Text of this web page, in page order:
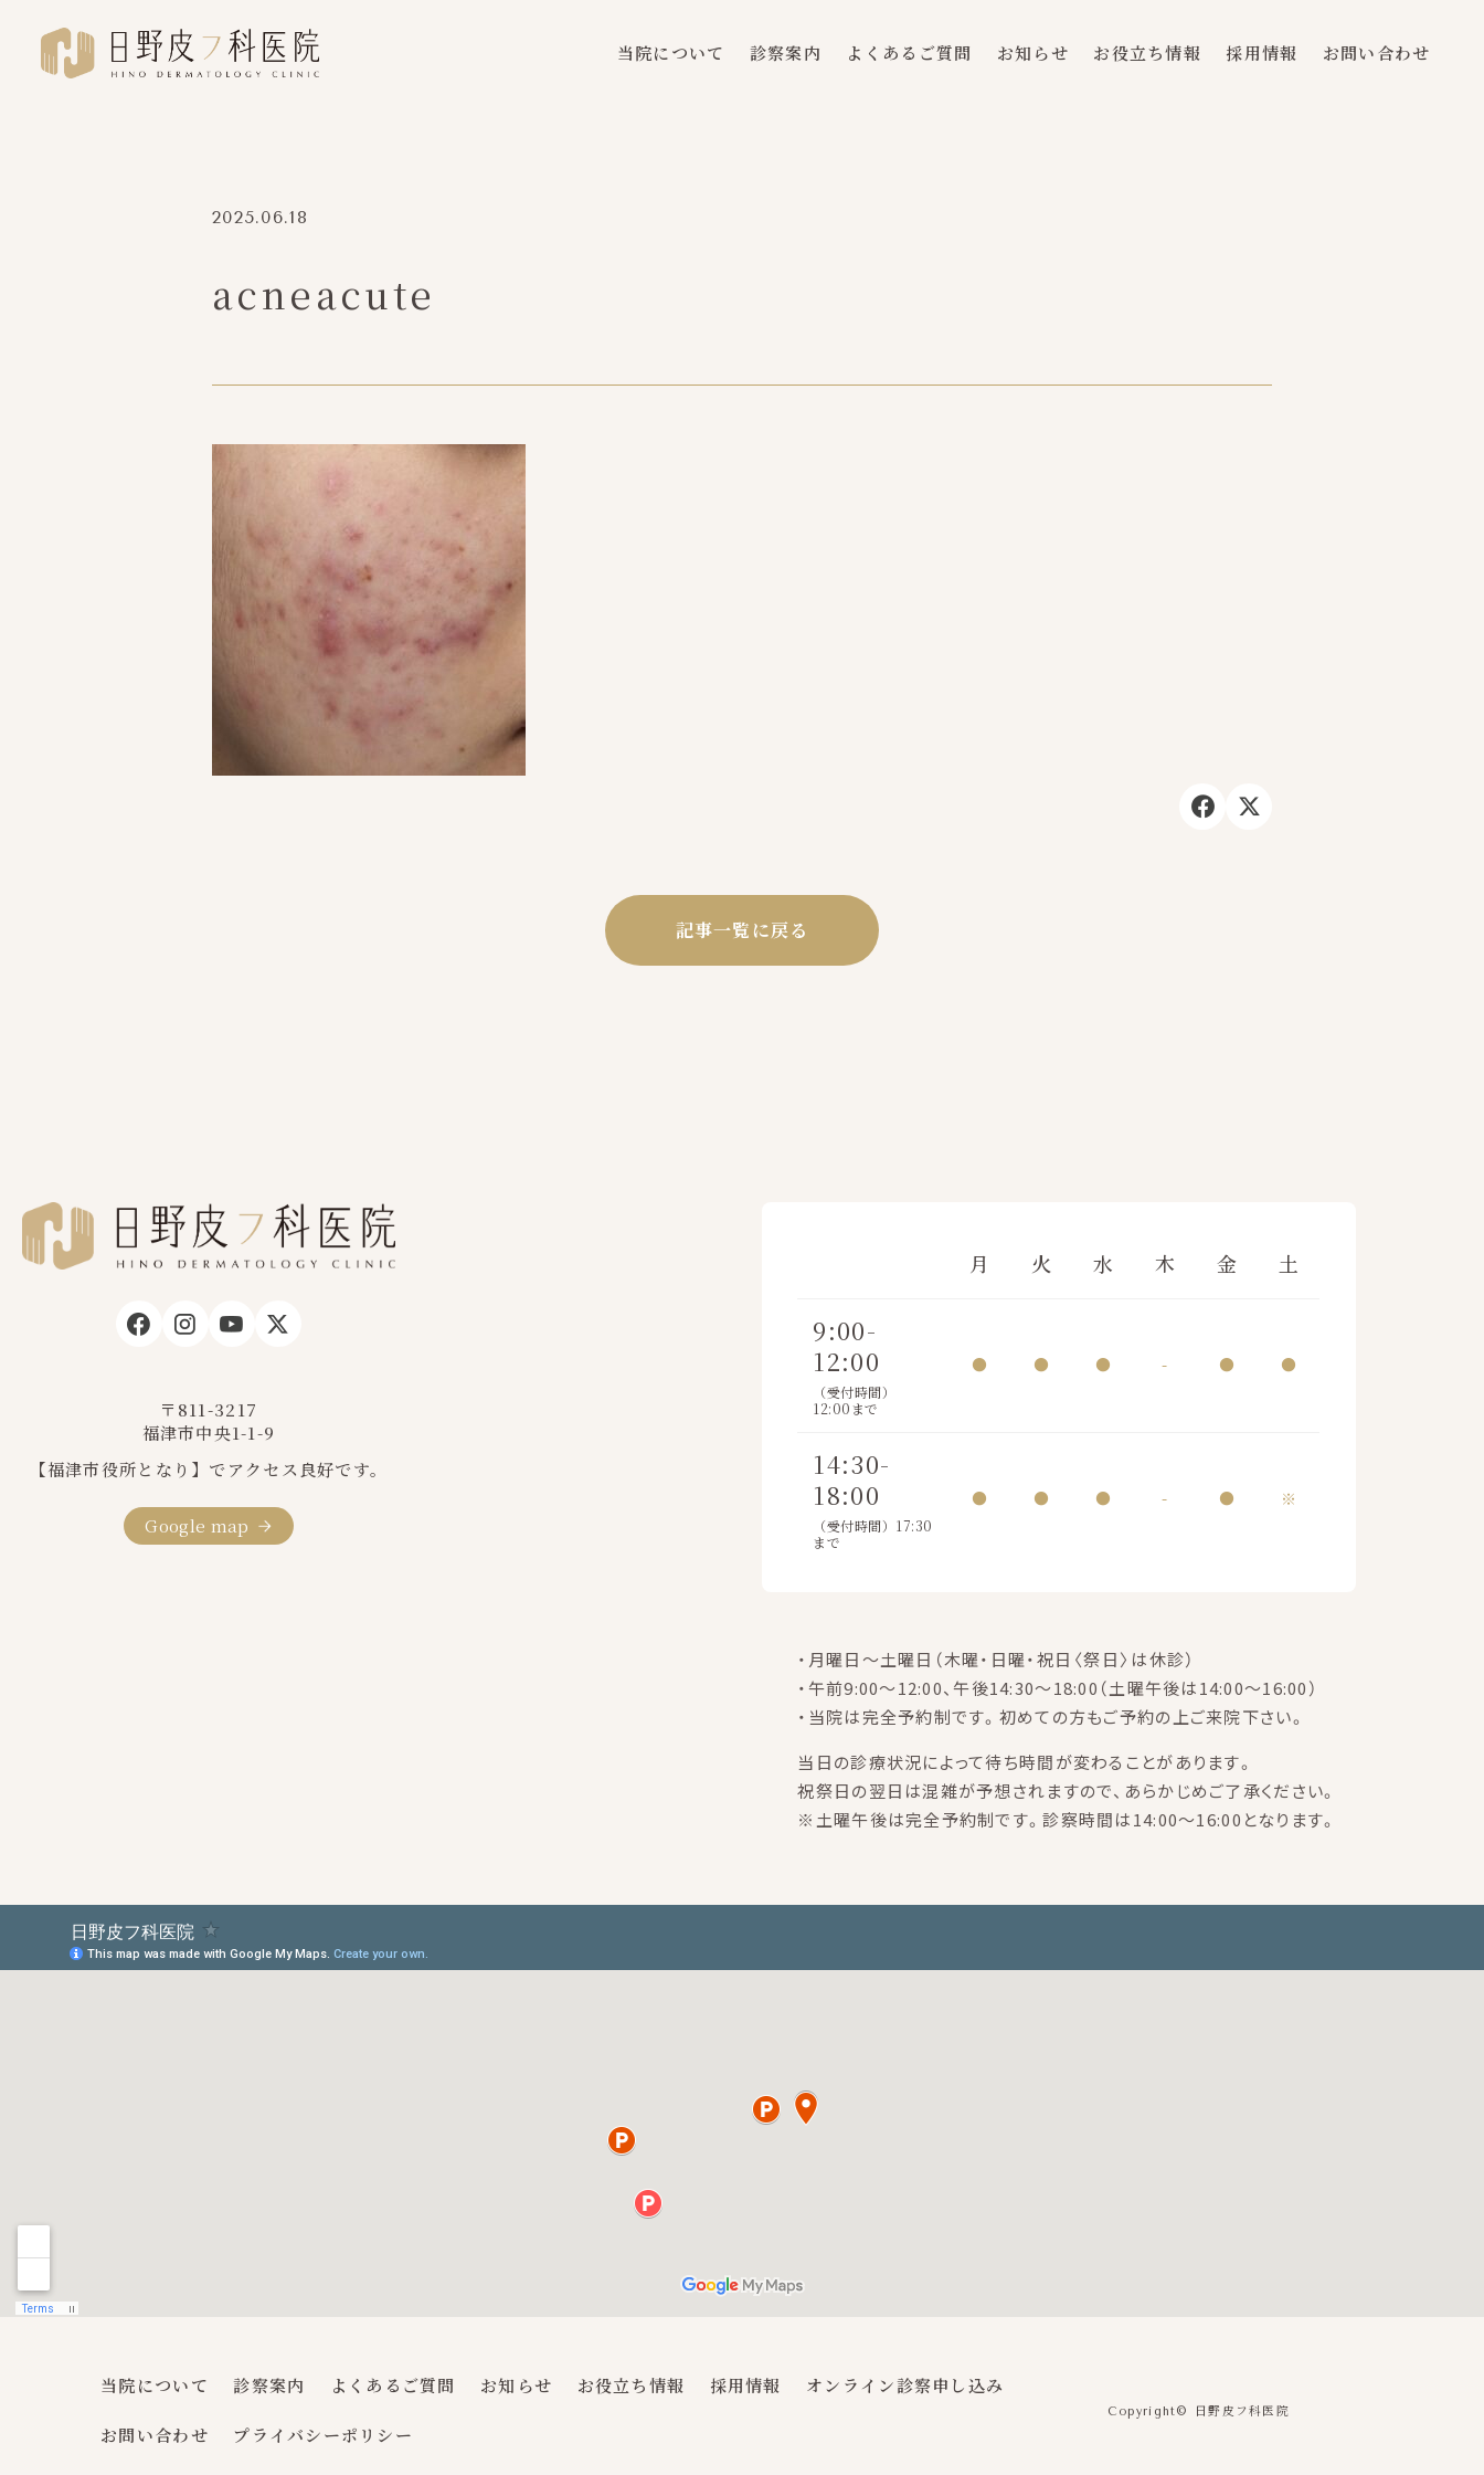
当院について 診察案内 よくあるご質問 お知らせ お役立ち情報 採用情報 お問い合わせ
2025.06.18
acneacute
記事一覧に戻る
〒811-3217
福津市中央1-1-9
【福津市役所となり】でアクセス良好です。
Google map
月 火 水 木 金 土
9:00-
12:00
（受付時間）
12:00まで
● ● ● - ● ●
14:30-
18:00
（受付時間）17:30
まで
● ● ● - ● ※
・月曜日～土曜日（木曜・日曜・祝日〈祭日〉は休診）
・午前9:00～12:00、午後14:30～18:00（土曜午後は14:00～16:00）
・当院は完全予約制です。初めての方もご予約の上ご来院下さい。
当日の診療状況によって待ち時間が変わることがあります。
祝祭日の翌日は混雑が予想されますので、あらかじめご了承ください。
※土曜午後は完全予約制です。診察時間は14:00～16:00となります。
当院について 診察案内 よくあるご質問 お知らせ お役立ち情報 採用情報 オンライン診察申し込み
お問い合わせ プライバシーポリシー
Copyright© 日野皮フ科医院